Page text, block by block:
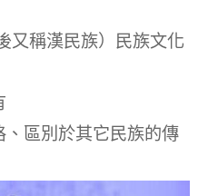
又稱漢民族）民族文化
區別於其它民族的傳